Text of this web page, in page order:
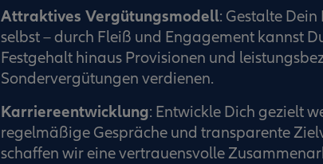
Attraktives Vergütungsmodell: Gestalte
selbst – durch Fleiß und Engagement kannst
Festgehalt hinaus Provisionen und
Sondervergütungen verdienen.
Karriereentwicklung: Entwickle Dich gezielt
regelmäßige Gespräche und transparente
schaffen wir eine vertrauensvolle